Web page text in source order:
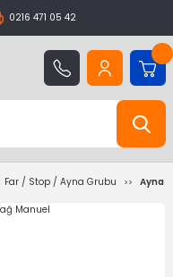
0216 471 05 42
Far / Stop / Ayna Grubu Ayna